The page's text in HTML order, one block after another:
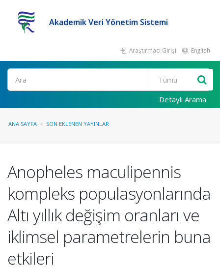
Akademik Veri Yönetim Sistemi
Araştırmacı Girişi English
Ara
Detaylı Arama
ANA SAYFA SON EKLENEN YAYINLAR
Anopheles maculipennis
kompleks populasyonlarında
Altı yıllık değişim oranları ve
iklimsel parametrelerin buna
etkileri